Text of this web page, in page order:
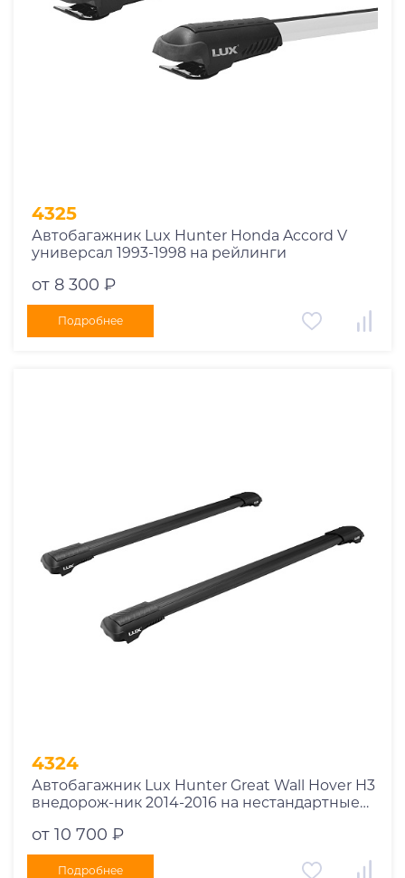
4325
Автобагажник Lux Hunter Honda Accord V
универсал 1993-1998 на рейлинги
от 8 300 ₽
Подробнее
4324
Автобагажник Lux Hunter Great Wall Hover H3
внедорож-ник 2014-2016 на нестандартные
от 10 700 ₽
Подробнее